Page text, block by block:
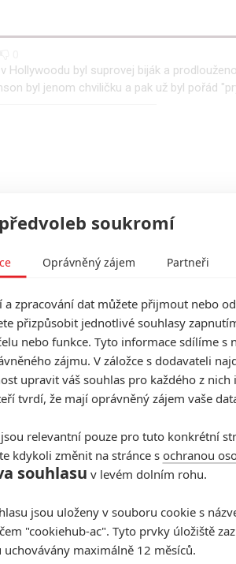
Hollywoodu byl suprovej biják a
byl jenom chviličku a pak už byl pořád
soukromí
Oprávněný zájem Partneři
a zpracování dat můžete přijmout nebo
přizpůsobit jednotlivé souhlasy
nebo funkce. Tyto informace sdílíme s
zájmu. V záložce s dodavateli
upravit váš souhlas pro každého z
tvrdí, že mají oprávněný zájem vaše
relevantní pouze pro tuto konkrétní
kdykoli změnit na stránce s ochranou
souhlasu v levém dolním rohu.
jsou uloženy v souboru cookie s
"cookiehub-ac". Tyto prvky úložiště
uchovávány maximálně 12 měsíců.